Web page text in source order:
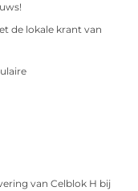
de lokale krant van
van Celblok H bij